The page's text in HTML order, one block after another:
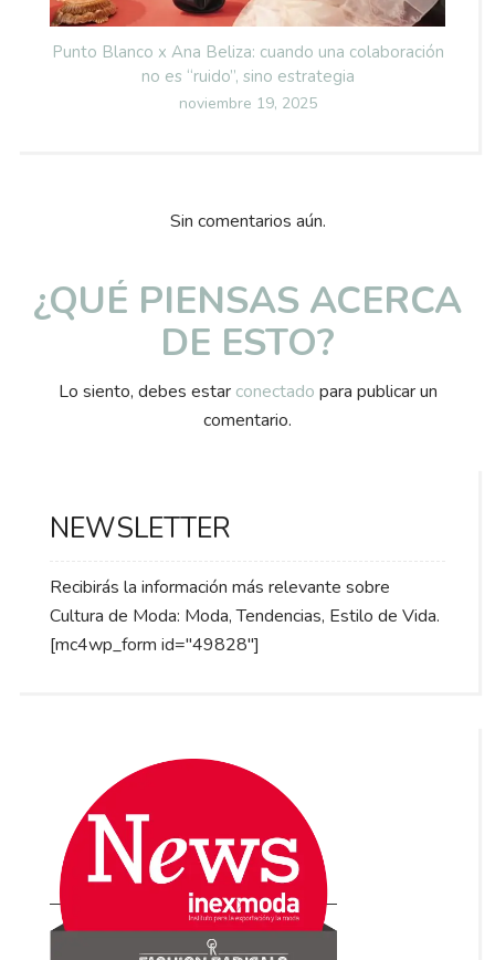
Punto Blanco x Ana Beliza: cuando una colaboración
no es “ruido”, sino estrategia
Posted
noviembre 19, 2025
Sin comentarios aún.
¿QUÉ PIENSAS ACERCA
DE ESTO?
Lo siento, debes estar conectado para publicar un
comentario.
NEWSLETTER
Recibirás la información más relevante sobre
Cultura de Moda: Moda, Tendencias, Estilo de Vida.
[mc4wp_form id="49828"]